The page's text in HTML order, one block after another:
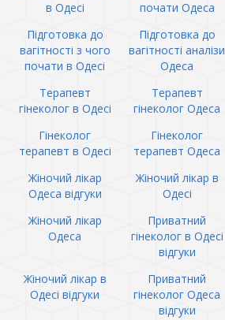
в Одесі
почати Одеса
Підготовка до
вагітності з чого
почати в Одесі
Підготовка до
вагітності аналізи
Одеса
Терапевт
гінеколог в Одесі
Терапевт
гінеколог Одеса
Гінеколог
терапевт в Одесі
Гінеколог
терапевт Одеса
Жіночий лікар
Одеса відгуки
Жіночий лікар в
Одесі
Жіночий лікар
Одеса
Приватний
гінеколог в Одесі
відгуки
Жіночий лікар в
Одесі відгуки
Приватний
гінеколог Одеса
відгуки